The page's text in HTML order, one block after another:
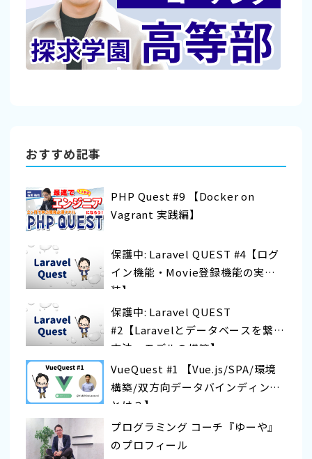
おすすめ記事
PHP Quest #9 【Docker on
Vagrant 実践編】
保護中: Laravel QUEST #4【ログ
イン機能・Movie登録機能の実
装】
保護中: Laravel QUEST
#2【Laravelとデータベースを繋ぐ
方法〜モデルの構築】
VueQuest #1 【Vue.js/SPA/環境
構築/双方向データバインディング
とは？】
プログラミング コーチ『ゆーや』
のプロフィール